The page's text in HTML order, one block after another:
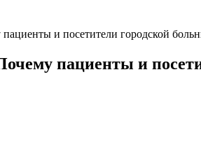
и посетители городской
пациенты и